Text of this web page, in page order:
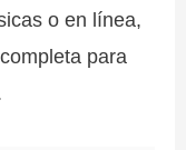
o en línea,
para